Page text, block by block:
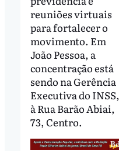
reuniões virtuais
para fortalecer o
movimento. Em
João Pessoa, a
concentração está
sendo na Gerência
Executiva do INSS,
à Rua Barão Abiai,
73, Centro.